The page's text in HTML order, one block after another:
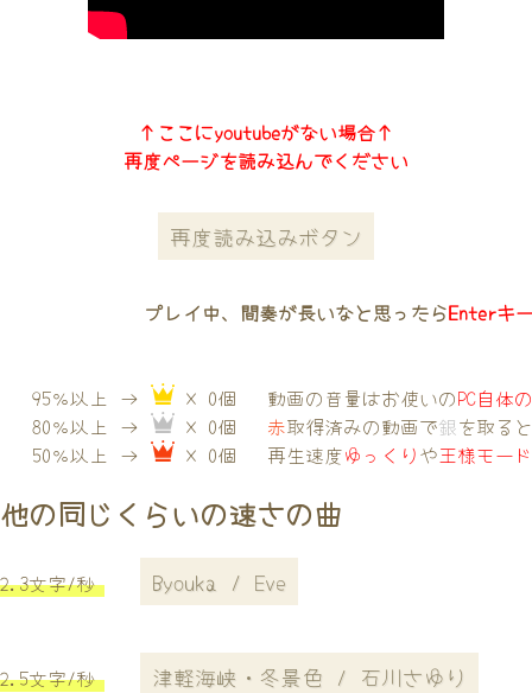
↑ここにyoutubeがない場合↑
再度ページを読み込んでください
再度読み込みボタン
プレイ中、間奏が長いなと思ったらEnterキ
95％以上 →
× 0個
80％以上 →
× 0個
50％以上 →
× 0個
動画の音量はお使いのPC自体
赤取得済みの動画で銀を取る
再生速度ゆっくりや王様モー
他の同じくらいの速さの曲
2.3文字/秒 Byouka / Eve
2.5文字/秒 津軽海峡・冬景色 / 石川さゆり